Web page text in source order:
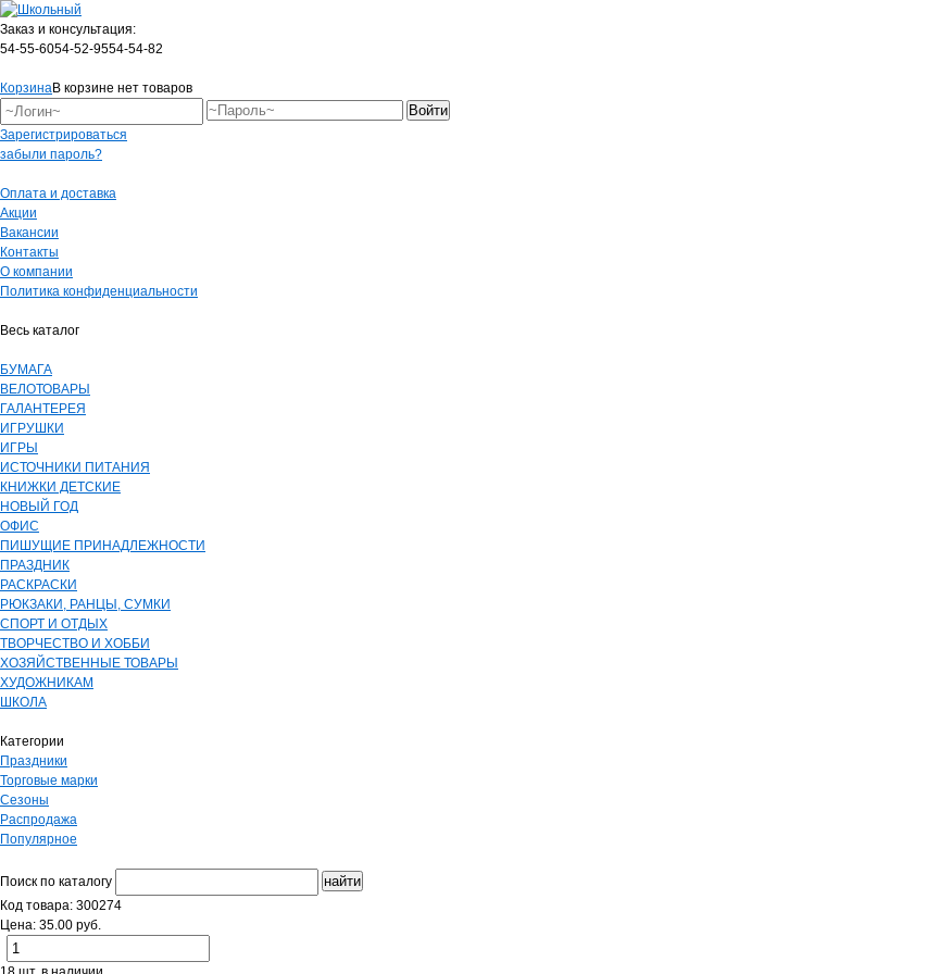
Заказ и консультация:
54-55-6054-52-9554-54-82
КорзинаВ корзине нет товаров
Зарегистрироваться
забыли пароль?
Оплата и доставка
Акции
Вакансии
Контакты
О компании
Политика конфиденциальности
Весь каталог
БУМАГА
ВЕЛОТОВАРЫ
ГАЛАНТЕРЕЯ
ИГРУШКИ
ИГРЫ
ИСТОЧНИКИ ПИТАНИЯ
КНИЖКИ ДЕТСКИЕ
НОВЫЙ ГОД
ОФИС
ПИШУЩИЕ ПРИНАДЛЕЖНОСТИ
ПРАЗДНИК
РАСКРАСКИ
РЮКЗАКИ, РАНЦЫ, СУМКИ
СПОРТ И ОТДЫХ
ТВОРЧЕСТВО И ХОББИ
ХОЗЯЙСТВЕННЫЕ ТОВАРЫ
ХУДОЖНИКАМ
ШКОЛА
Категории
Праздники
Торговые марки
Сезоны
Распродажа
Популярное
Поиск по каталогу
Код товара: 300274
Цена: 35.00 руб.